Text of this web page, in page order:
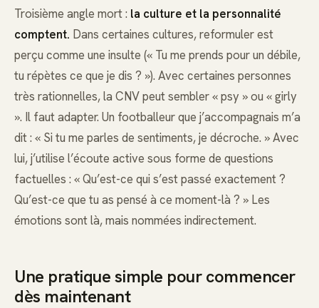
Troisième angle mort : la culture et la personnalité
comptent. Dans certaines cultures, reformuler est
perçu comme une insulte (« Tu me prends pour un débile,
tu répètes ce que je dis ? »). Avec certaines personnes
très rationnelles, la CNV peut sembler « psy » ou « girly
». Il faut adapter. Un footballeur que j’accompagnais m’a
dit : « Si tu me parles de sentiments, je décroche. » Avec
lui, j’utilise l’écoute active sous forme de questions
factuelles : « Qu’est-ce qui s’est passé exactement ?
Qu’est-ce que tu as pensé à ce moment-là ? » Les
émotions sont là, mais nommées indirectement.
Une pratique simple pour commencer
dès maintenant